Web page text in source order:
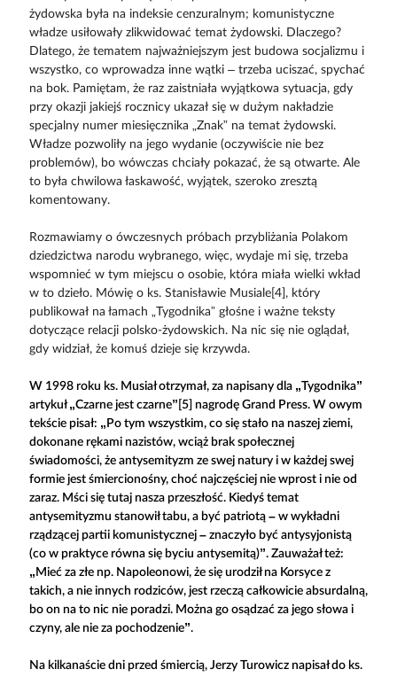
żydowska była na indeksie cenzuralnym; komunistyczne
władze usiłowały zlikwidować temat żydowski. Dlaczego?
Dlatego, że tematem najważniejszym jest budowa socjalizmu i
wszystko, co wprowadza inne wątki – trzeba uciszać, spychać
na bok. Pamiętam, że raz zaistniała wyjątkowa sytuacja, gdy
przy okazji jakiejś rocznicy ukazał się w dużym nakładzie
specjalny numer miesięcznika „Znak” na temat żydowski.
Władze pozwoliły na jego wydanie (oczywiście nie bez
problemów), bo wówczas chciały pokazać, że są otwarte. Ale
to była chwilowa łaskawość, wyjątek, szeroko zresztą
komentowany.
Rozmawiamy o ówczesnych próbach przybliżania Polakom
dziedzictwa narodu wybranego, więc, wydaje mi się, trzeba
wspomnieć w tym miejscu o osobie, która miała wielki wkład
w to dzieło. Mówię o ks. Stanisławie Musiale[4], który
publikował na łamach „Tygodnika” głośne i ważne teksty
dotyczące relacji polsko-żydowskich. Na nic się nie oglądał,
gdy widział, że komuś dzieje się krzywda.
W 1998 roku ks. Musiał otrzymał, za napisany dla „Tygodnika”
artykuł „Czarne jest czarne”[5] nagrodę Grand Press. W owym
tekście pisał: „Po tym wszystkim, co się stało na naszej ziemi,
dokonane rękami nazistów, wciąż brak społecznej
świadomości, że antysemityzm ze swej natury i w każdej swej
formie jest śmiercionośny, choć najczęściej nie wprost i nie od
zaraz. Mści się tutaj nasza przeszłość. Kiedyś temat
antysemityzmu stanowił tabu, a być patriotą – w wykładni
rządzącej partii komunistycznej – znaczyło być antysyjonistą
(co w praktyce równa się byciu antysemitą)”. Zauważał też:
„Mieć za złe np. Napoleonowi, że się urodził na Korsyce z
takich, a nie innych rodziców, jest rzeczą całkowicie absurdalną,
bo on na to nic nie poradzi. Można go osądzać za jego słowa i
czyny, ale nie za pochodzenie”.
Na kilkanaście dni przed śmiercią, Jerzy Turowicz napisał do ks.